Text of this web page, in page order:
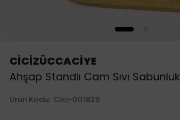
CİCİZÜCCACİYE
Ahşap Standlı Cam Sıvı Sabunluk
Ürün Kodu: Cici-001829